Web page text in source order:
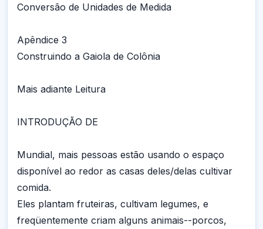
Conversão de Unidades de Medida
Apêndice 3
Construindo a Gaiola de Colônia
Mais adiante Leitura
INTRODUÇÃO DE
Mundial, mais pessoas estão usando o espaço
disponível ao redor as casas deles/delas cultivar
comida.
Eles plantam fruteiras, cultivam legumes, e
freqüentemente criam alguns animais--porcos,